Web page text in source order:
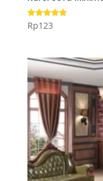
Dinilai
5.00
Rp123